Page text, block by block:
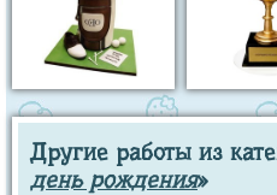
Другие работы из
день рождения»